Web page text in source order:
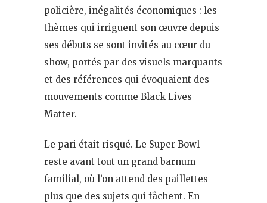
policière, inégalités économiques : les
thèmes qui irriguent son œuvre depuis
ses débuts se sont invités au cœur du
show, portés par des visuels marquants
et des références qui évoquaient des
mouvements comme Black Lives
Matter.
Le pari était risqué. Le Super Bowl
reste avant tout un grand barnum
familial, où l’on attend des paillettes
plus que des sujets qui fâchent. En